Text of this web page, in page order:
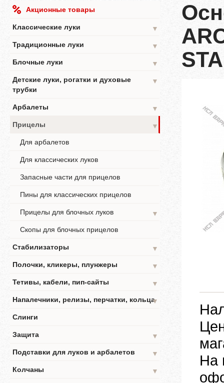
Акционные товары
Классические луки
▼
Традиционные луки
▼
Блочные луки
▼
Детские луки, рогатки и духовые
трубки
▼
Арбалеты
▼
Прицелы
▼
Для арбалетов
Для классических луков
Запасные части для прицелов
Пины для классических прицелов
Прицелы для блочных луков
▼
Скопы для блочных прицелов
Стабилизаторы
▼
Полочки, кликеры, плунжеры
▼
Тетивы, кабели, пип-сайты
▼
Напалечники, релизы, перчатки, кольца▼
Слинги
Защита
▼
Подставки для луков и арбалетов
▼
Колчаны
▼
На